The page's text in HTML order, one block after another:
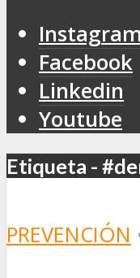
Instagram
Facebook
Linkedin
Youtube
Etiqueta -
PREVENCIÓN